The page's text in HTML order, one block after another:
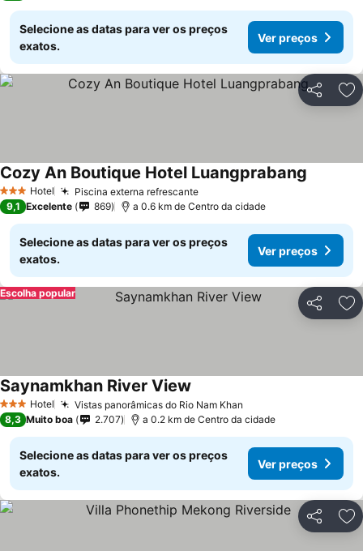
Selecione as datas para ver os preços
exatos.
Ver preços
Partilhar
3 EstrelasHotel Piscina externa refrescanteVer preços
Cozy An Boutique Hotel Luangprabang
9,1 Excelente 869 a 0.6 km de Centro da cidade
Selecione as datas para ver os preços
exatos.
Ver preços
Partilhar
Escolha popular
3 EstrelasHotel Vistas panorâmicas do Rio Nam Khan
Saynamkhan River View
8,3 Muito boa 2.707 a 0.2 km de Centro da cidade
Selecione as datas para ver os preços
exatos.
Ver preços
Partilhar